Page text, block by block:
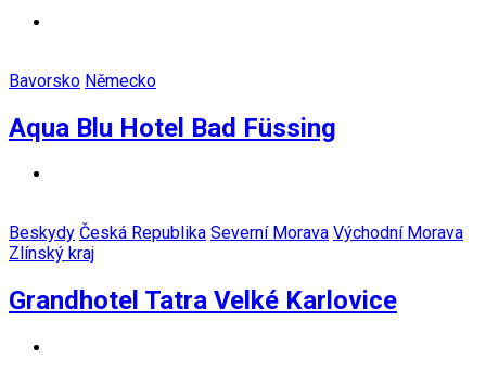
Bavorsko Německo
Aqua Blu Hotel Bad Füssing
Beskydy Česká Republika Severní Morava Východní Morava
Zlínský kraj
Grandhotel Tatra Velké Karlovice